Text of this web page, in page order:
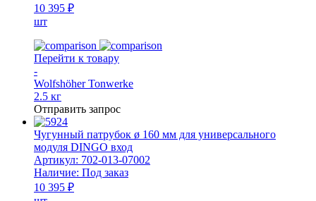
10 395 ₽
шт
Перейти к товару
-
Wolfshöher Tonwerke
2.5 кг
Отправить запрос
Чугунный патрубок ø 160 мм для универсального
модуля DINGO вход
Артикул: 702-013-07002
Наличие: Под заказ
10 395 ₽